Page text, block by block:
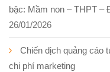
bậc: Mầm non – THPT –
26/01/2026
Chiến dịch quảng cáo
chi phí marketing